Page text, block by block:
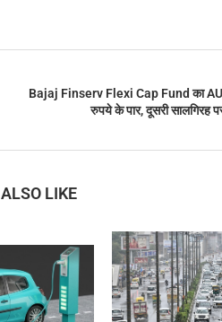
Bajaj Finserv Flexi Cap Fund का
रुपये के पार, दूसरी सालगिरह
LIKE